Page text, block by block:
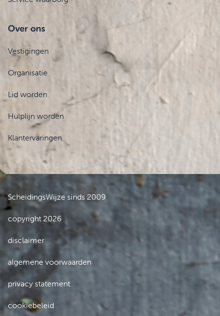
Over ons
Vestigingen
Organisatie
Lid worden
Hulplijn worden
Klantervaringen
ScheidingsWijze sinds 2009
copyright 2026
disclaimer
algemene voorwaarden
privacy statement
cookiebeleid